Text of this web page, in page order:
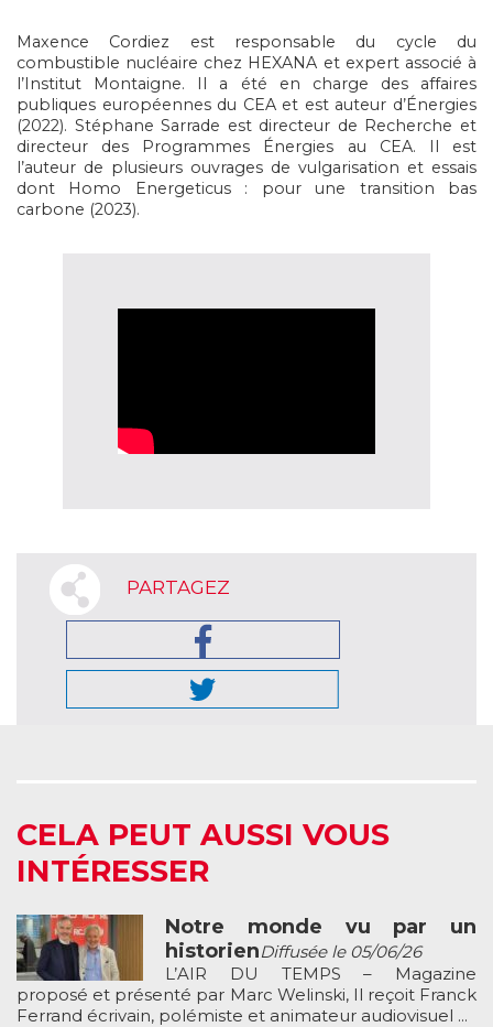
Maxence Cordiez est responsable du cycle du
combustible nucléaire chez HEXANA et expert associé à
l’Institut Montaigne. Il a été en charge des affaires
publiques européennes du CEA et est auteur d’Énergies
(2022). Stéphane Sarrade est directeur de Recherche et
directeur des Programmes Énergies au CEA. Il est
l’auteur de plusieurs ouvrages de vulgarisation et essais
dont Homo Energeticus : pour une transition bas
carbone (2023).
PARTAGEZ
CELA PEUT AUSSI VOUS
INTÉRESSER
Notre monde vu par un
historienDiffusée le 05/06/26
L’AIR DU TEMPS – Magazine
proposé et présenté par Marc Welinski, Il reçoit Franck
Ferrand écrivain, polémiste et animateur audiovisuel ...